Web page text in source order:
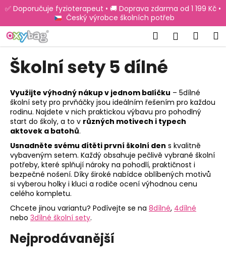
Přejít
na✅ Doporučuje fyzioterapeut • 🚚 Doprava zdarma od 1 199 Kč •
Český výrobce školních potřeb
Hledat
Školní sety 5 dílné
Využijte výhodný nákup v jednom balíčku – 5dílné
školní sety pro prvňáčky jsou ideálním řešením pro každou
rodinu. Najdete v nich praktickou výbavu pro pohodlný
start do školy, a to v různých motivech i typech
aktovek a batohů.
Usnadněte svému dítěti první školní den s kvalitně
vybaveným setem. Každý obsahuje pečlivě vybrané školní
potřeby, které splňují nároky na pohodlí, praktičnost i
bezpečné nošení. Díky široké nabídce oblíbených motivů
si vyberou holky i kluci a rodiče ocení výhodnou cenu
celého kompletu.
Chcete jinou variantu? Podívejte se na 8dílné, 4dílné
nebo 3dílné školní sety.
Nejprodávanější
K
š
í
Zpět
Zpět
C
o
o
t
ř
e
b
u
j
e
t
e
n
a